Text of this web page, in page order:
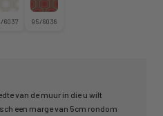
van de muur in die u wilt
een marge van 5cm rondom
6037 95/6038